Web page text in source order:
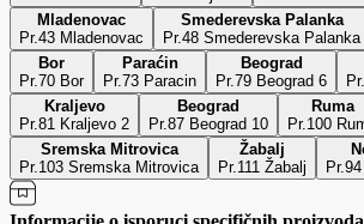
Mladenovac
Pr.43 Mladenovac
Smederevska Palanka
Pr.48 Smederevska Palanka
Bor
Pr.70 Bor
Paraćin
Pr.73 Paracin
Beograd
Pr.79 Beograd 6
Kraljevo
Pr.81 Kraljevo 2
Beograd
Pr.87 Beograd 10
Ruma
Pr.100
Sremska Mitrovica
Pr.103 Sremska Mitrovica
Žabalj
Pr.111 Žabalj